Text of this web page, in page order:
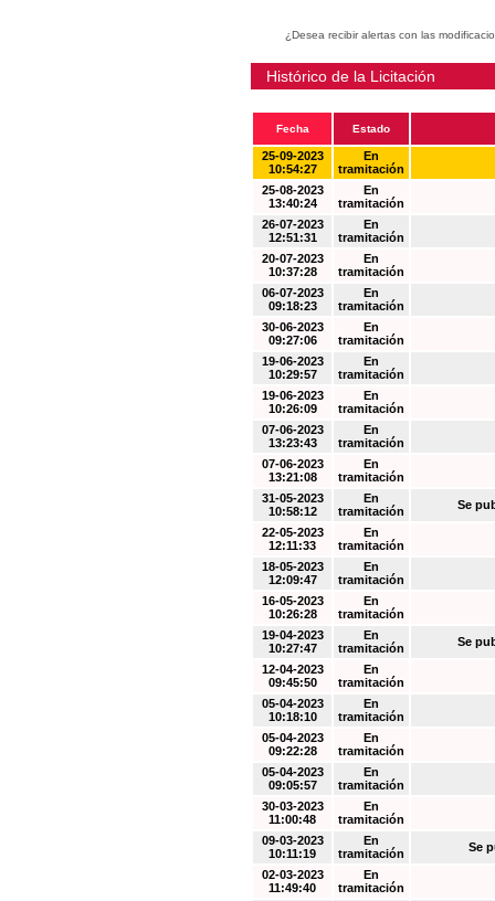
¿Desea recibir alertas con las
Histórico de la Licitación
Fecha Estado
25-09-2023
10:54:27
En
tramitación
25-08-2023
13:40:24
En
tramitación
26-07-2023
12:51:31
En
tramitación
20-07-2023
10:37:28
En
tramitación
06-07-2023
09:18:23
En
tramitación
30-06-2023
09:27:06
En
tramitación
19-06-2023
10:29:57
En
tramitación
19-06-2023
10:26:09
En
tramitación
07-06-2023
13:23:43
En
tramitación
07-06-2023
13:21:08
En
tramitación
31-05-2023
10:58:12
En
tramitación
Se
22-05-2023
12:11:33
En
tramitación
18-05-2023
12:09:47
En
tramitación
16-05-2023
10:26:28
En
tramitación
19-04-2023
10:27:47
En
tramitación
Se
12-04-2023
09:45:50
En
tramitación
05-04-2023
10:18:10
En
tramitación
05-04-2023
09:22:28
En
tramitación
05-04-2023
09:05:57
En
tramitación
30-03-2023
11:00:48
En
tramitación
09-03-2023
10:11:19
En
tramitación
Se
02-03-2023
11:49:40
En
tramitación